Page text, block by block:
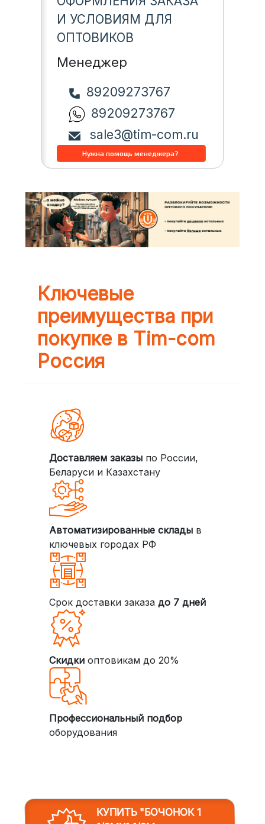
И УСЛОВИЯМ ДЛЯ
ОПТОВИКОВ
Менеджер
89209273767
89209273767
sale3@tim-com.ru
Ключевые
преимущества при
покупке в Tim-com
Россия
Доставляем заказыпо России,
Беларуси и Казахстану
Автоматизированные складыв
ключевых городах РФ
Срок доставки заказа до 7 дней
Скидкиоптовикам до 20%
Профессиональный подбор
оборудования
КУПИТЬ "БОЧОНОК 1